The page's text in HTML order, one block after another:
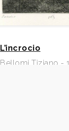
L’incrocio
Bellomi Tiziano -